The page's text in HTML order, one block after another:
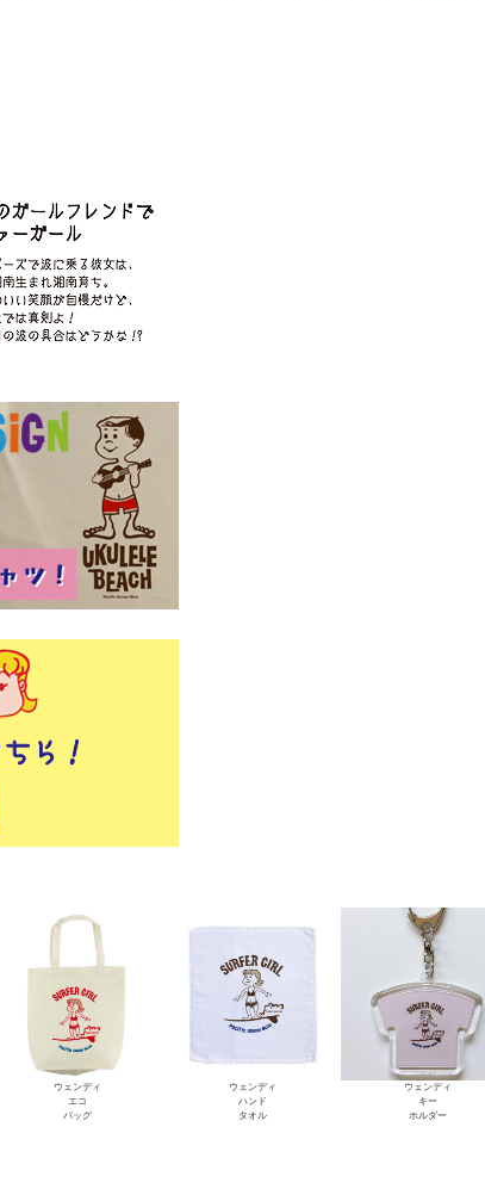
ウェンディ
エコ
バッグ
ウェンディ
ハンド
タオル
ウェンディ
キー
ホルダー